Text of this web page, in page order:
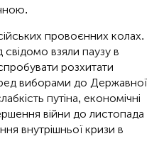
провоєнних колах.
свідомо взяли паузу в
розхитати
виборами до Державної
путіна, економічні
війни до листопада
внутрішньої кризи в